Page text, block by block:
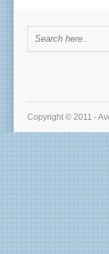
Copyright © 2011 -